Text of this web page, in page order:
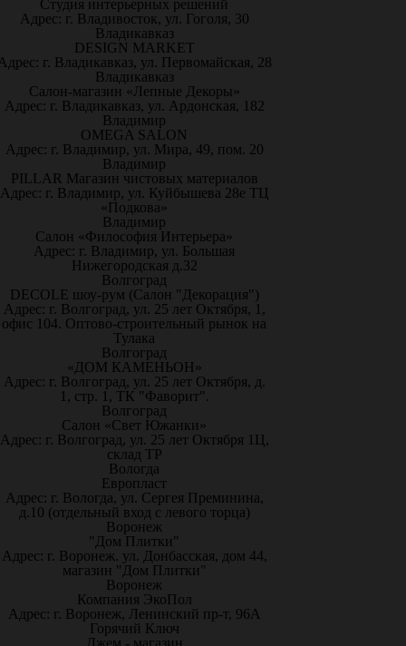
Студия интерьерных решений
Адрес: г. Владивосток, ул. Гоголя, 30
Владикавказ
DESIGN MARKET
г. Владикавказ, ул. Первомайская, 28
Владикавказ
Салон-магазин «Лепные Декоры»
Адрес: г. Владикавказ, ул. Ардонская, 182
Владимир
OMEGA SALON
Адрес: г. Владимир, ул. Мира, 49, пом. 20
Владимир
PILLAR Магазин чистовых материалов
Адрес: г. Владимир, ул. Куйбышева 28е ТЦ
«Подкова»
Владимир
Салон «Философия Интерьера»
Адрес: г. Владимир, ул. Большая
Нижегородская д.32
Волгоград
DECOLE шоу-рум (Салон "Декорация")
Адрес: г. Волгоград, ул. 25 лет Октября, 1,
офис 104. Оптово-строительный рынок на
Тулака
Волгоград
«ДОМ КАМЕНЬОН»
Адрес: г. Волгоград, ул. 25 лет Октября, д.
1, стр. 1, ТК "Фаворит".
Волгоград
Салон «Свет Южанки»
Адрес: г. Волгоград, ул. 25 лет Октября 1Ц,
склад ТР
Вологда
Европласт
Адрес: г. Вологда, ул. Сергея Преминина,
д.10 (отдельный вход с левого торца)
Воронеж
"Дом Плитки"
Адрес: г. Воронеж. ул. Донбасская, дом 44,
магазин "Дом Плитки"
Воронеж
Компания ЭкоПол
Адрес: г. Воронеж, Ленинский пр-т, 96А
Горячий Ключ
Джем - магазин